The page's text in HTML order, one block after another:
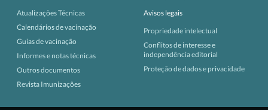
Atualizações Técnicas
Calendários de vacinação
Guias de vacinação
Informes e notas técnicas
Outros documentos
Revista Imunizações
Avisos legais
Propriedade intelectual
Conflitos de interesse e
independência editorial
Proteção de dados e privacidade